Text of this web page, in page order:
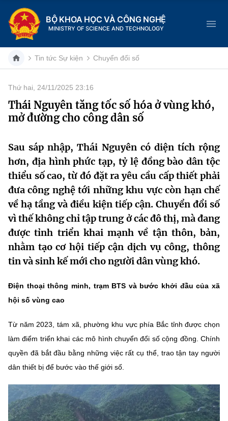
BỘ KHOA HỌC VÀ CÔNG NGHỆ
MINISTRY OF SCIENCE AND TECHNOLOGY
Danh mục
Trang chủ
Giới thiệu
Chức năng nhiệm vụ
Cơ cấu tổ chức
Lịch sử phát triển
Sở Khoa học và Công nghệ
Tin tức sự kiện
Khoa học và Công nghệ
Đổi mới sáng tạo
Chuyển đổi số
Sở hữu trí tuệ
Năng lượng nguyên tử
Tin tổng hợp
Tin địa phương
Dịch vụ công
Hệ thống văn bản
Văn bản QPPL
Văn bản chỉ đạo điều hành
Lấy ý kiến người dân về dự thảo VBQPPL
MST IOFFICE
THỐNG KÊ
Khoa học và Công nghệ
Chuyển đổi số
Sở hữu trí tuệ
Tiêu chuẩn, đo lường, chất lượng
Multimedia
Khác
Videos
Infographic
Ảnh
Voice
Tin tức Sự kiện Chuyển đổi số
Thứ hai, 24/11/2025 23:16
Thái Nguyên tăng tốc số hóa ở vùng khó,
mở đường cho công dân số
Sau sáp nhập, Thái Nguyên có diện tích rộng
hơn, địa hình phức tạp, tỷ lệ đồng bào dân tộc
thiểu số cao, từ đó đặt ra yêu cầu cấp thiết phải
đưa công nghệ tới những khu vực còn hạn chế
về hạ tầng và điều kiện tiếp cận. Chuyển đổi số
vì thế không chỉ tập trung ở các đô thị, mà đang
được tỉnh triển khai mạnh về tận thôn, bản,
nhằm tạo cơ hội tiếp cận dịch vụ công, thông
tin và sinh kế mới cho người dân vùng khó.
Điện thoại thông minh, trạm BTS và bước khởi đầu của xã
hội số vùng cao
Từ năm 2023, tám xã, phường khu vực phía Bắc tỉnh được chọn
làm điểm triển khai các mô hình chuyển đổi số cộng đồng. Chính
quyền đã bắt đầu bằng những việc rất cụ thể, trao tận tay người
dân thiết bị để bước vào thế giới số.